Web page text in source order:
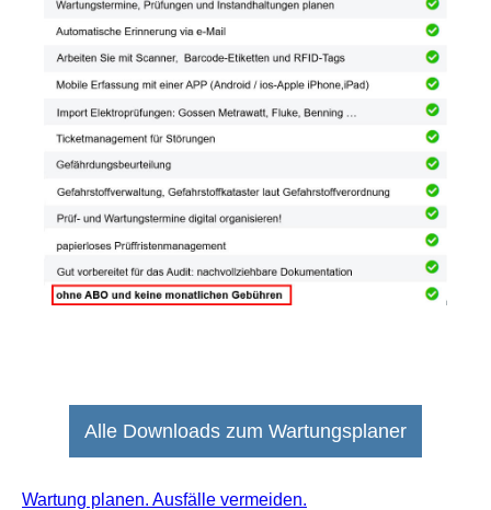
Alle Downloads zum Wartungsplaner
Wartung planen. Ausfälle vermeiden.